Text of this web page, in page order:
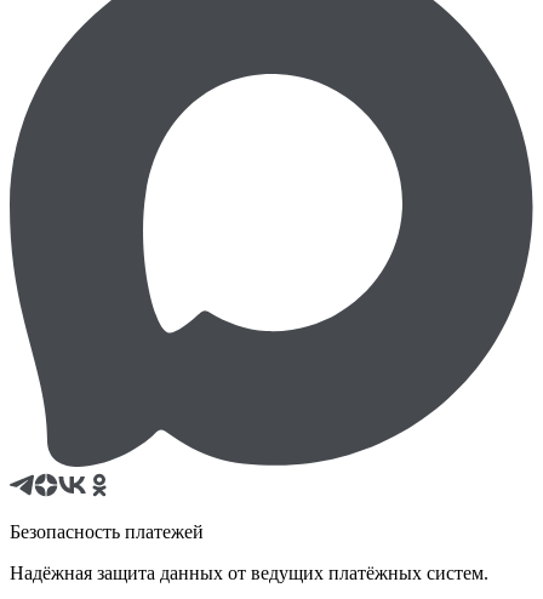
Безопасность платежей
Надёжная защита данных от ведущих платёжных систем.